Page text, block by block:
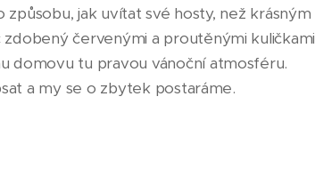
jak uvítat své hosty, než
červenými a proutěnými
domovu tu pravou vánoční atmosféru.
a my se o zbytek postaráme. 🎁🎁